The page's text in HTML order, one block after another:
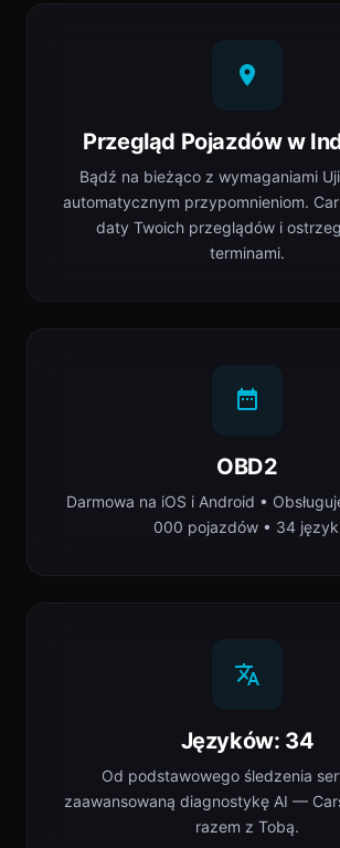
Przegląd Pojazdów w
Bądź na bieżąco z wymaganiami
automatycznym przypomnieniom.
daty Twoich przeglądów i
terminami.
OBD2
Darmowa na iOS i Android •
000 pojazdów • 34
Języków: 34
Od podstawowego śledzenia
zaawansowaną diagnostykę AI —
razem z Tobą.